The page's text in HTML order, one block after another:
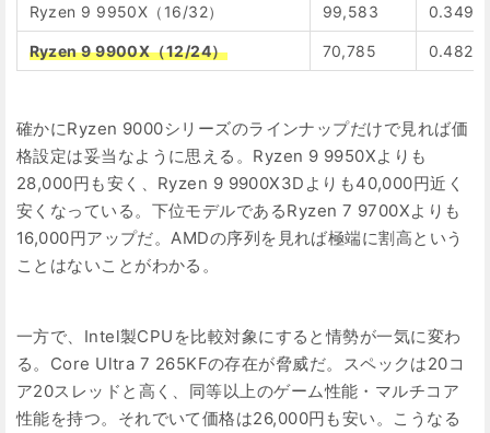
Ryzen 9 9950X（16/32） 99,583 0.349
Ryzen 9 9900X（12/24） 70,785 0.482
確かにRyzen 9000シリーズのラインナップだけで見れば価
格設定は妥当なように思える。Ryzen 9 9950Xよりも
28,000円も安く、Ryzen 9 9900X3Dよりも40,000円近く
安くなっている。下位モデルであるRyzen 7 9700Xよりも
16,000円アップだ。AMDの序列を見れば極端に割高という
ことはないことがわかる。
一方で、Intel製CPUを比較対象にすると情勢が一気に変わ
る。Core Ultra 7 265KFの存在が脅威だ。スペックは20コ
ア20スレッドと高く、同等以上のゲーム性能・マルチコア
性能を持つ。それでいて価格は26,000円も安い。こうなる